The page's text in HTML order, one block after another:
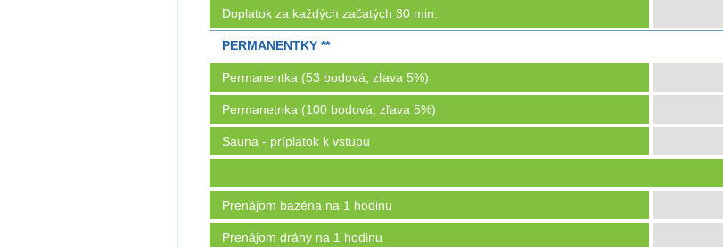
Doplatok za každých začatých 30 min.
PERMANENTKY **
Permanentka (53 bodová, zľava 5%)
Permanetnka (100 bodová, zľava 5%)
Sauna - príplatok k vstupu
Prenájom bazéna na 1 hodinu
Prenájom dráhy na 1 hodinu